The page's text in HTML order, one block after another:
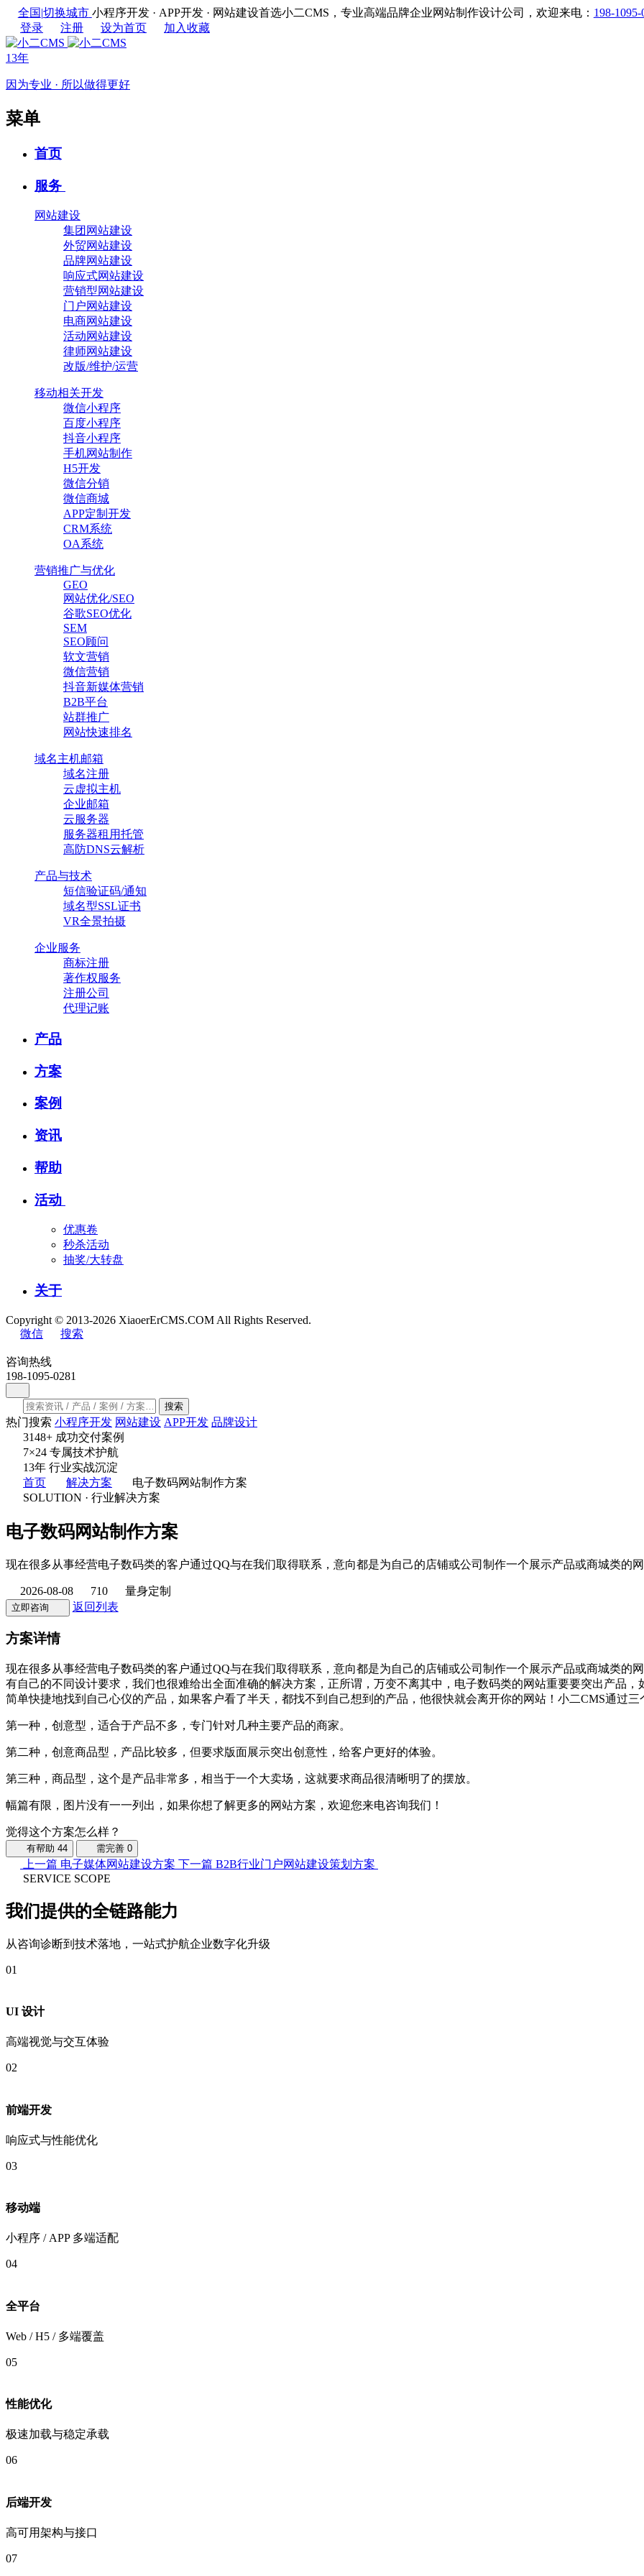
全国|切换城市 小程序开发 · APP开发 · 网站建设首选小二CMS，专业高端品牌企业网站制作设计公司，欢迎来电： 198-1095-
登录
注册 设为首页 加入收藏
13年
因为专业 · 所以做得更好
菜单
首页
服务
网站建设
集团网站建设
外贸网站建设
品牌网站建设
响应式网站建设
营销型网站建设
门户网站建设
电商网站建设
活动网站建设
律师网站建设
改版/维护/运营
移动相关开发
微信小程序
百度小程序
抖音小程序
手机网站制作
H5开发
微信分销
微信商城
APP定制开发
CRM系统
OA系统
营销推广与优化
GEO
网站优化/SEO
谷歌SEO优化
SEM
SEO顾问
软文营销
微信营销
抖音新媒体营销
B2B平台
站群推广
网站快速排名
域名主机邮箱
域名注册
云虚拟主机
企业邮箱
云服务器
服务器租用托管
高防DNS云解析
产品与技术
短信验证码/通知
域名型SSL证书
VR全景拍摄
企业服务
商标注册
著作权服务
注册公司
代理记账
产品
方案
案例
资讯
帮助
活动
优惠卷
秒杀活动
抽奖/大转盘
关于
Copyright © 2013-2026 XiaoerErCMS.COM All Rights Reserved.
微信
搜索
咨询热线
198-1095-0281
搜索
热门搜索 小程序开发 网站建设 APP开发 品牌设计
3148+ 成功交付案例
7×24 专属技术护航
13年 行业实战沉淀
首页
解决方案
电子数码网站制作方案
SOLUTION · 行业解决方案
电子数码网站制作方案
现在很多从事经营电子数码类的客户通过QQ与在我们取得联系，意向都是为自己的店铺或公司制作一个展示产品或商城类的
2026-08-08 710 量身定制
立即咨询 返回列表
方案详情
现在很多从事经营电子数码类的客户通过QQ与在我们取得联系，意向都是为自己的店铺或公司制作一个展示产品或商城类的
有自己的不同设计要求，我们也很难给出全面准确的解决方案，正所谓，万变不离其中，电子数码类的网站重要要突出产品
简单快捷地找到自己心仪的产品，如果客户看了半天，都找不到自己想到的产品，他很快就会离开你的网站！小二CMS通过
第一种，创意型，适合于产品不多，专门针对几种主要产品的商家。
第二种，创意商品型，产品比较多，但要求版面展示突出创意性，给客户更好的体验。
第三种，商品型，这个是产品非常多，相当于一个大卖场，这就要求商品很清晰明了的摆放。
幅篇有限，图片没有一一列出，如果你想了解更多的网站方案，欢迎您来电咨询我们！
觉得这个方案怎么样？
有帮助 44 需完善 0
上一篇 电子媒体网站建设方案 下一篇 B2B行业门户网站建设策划方案
SERVICE SCOPE
我们提供的全链路能力
从咨询诊断到技术落地，一站式护航企业数字化升级
01
UI 设计
高端视觉与交互体验
02
前端开发
响应式与性能优化
03
移动端
小程序 / APP 多端适配
04
全平台
Web / H5 / 多端覆盖
05
性能优化
极速加载与稳定承载
06
后端开发
高可用架构与接口
07